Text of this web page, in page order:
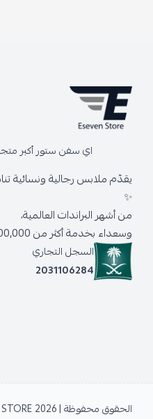
اي سفن ستور أكبر
يقدّم ملابس رجالية ونسائية
✨
من أشهر البراندات العالمية،
وسعداء بخدمة أكثر من 300,000 عميل حول المملكة.
السجل التجاري
2031106284
الحقوق محفوظة | 2026